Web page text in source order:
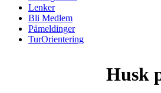
Lenker
Bli Medlem
Påmeldinger
TurOrientering
Husk